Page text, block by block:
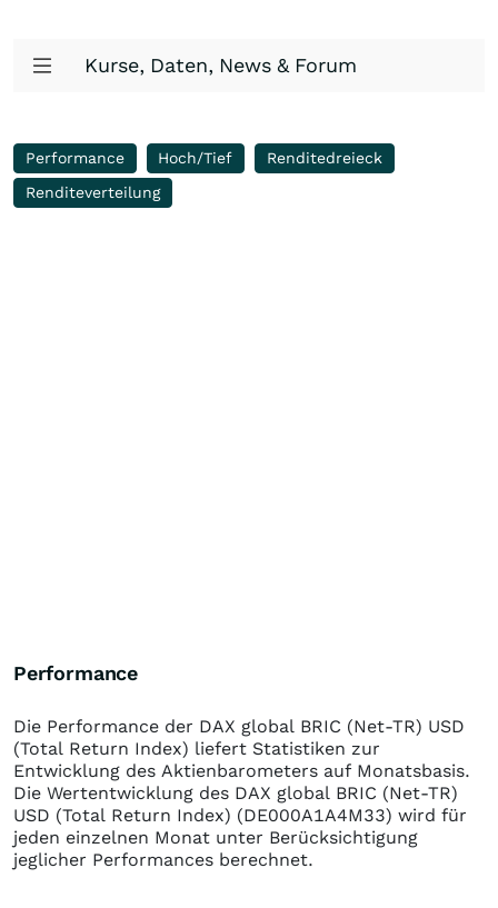
Kurse, Daten, News & Forum
Performance Hoch/Tief
Renditedreieck
Renditeverteilung
Performance
Die Performance der DAX global BRIC (Net-TR) USD
(Total Return Index) liefert Statistiken zur
Entwicklung des Aktienbarometers auf Monatsbasis.
Die Wertentwicklung des DAX global BRIC (Net-TR)
USD (Total Return Index) (DE000A1A4M33) wird für
jeden einzelnen Monat unter Berücksichtigung
jeglicher Performances berechnet.